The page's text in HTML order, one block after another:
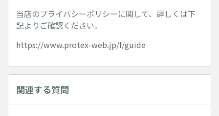
当店のプライバシーポリシーに関して、詳しくは下
記よりご確認ください。
https://www.protex-web.jp/f/guide
関連する質問